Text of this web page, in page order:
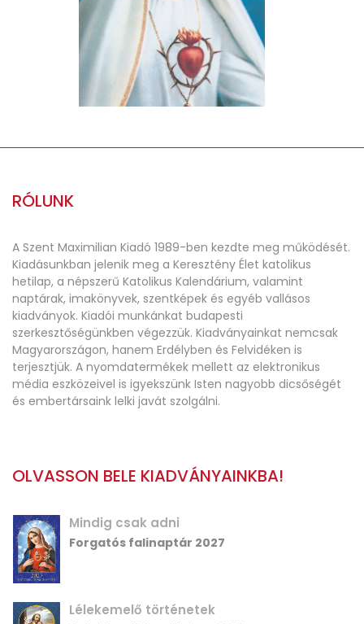
RÓLUNK
A Szent Maximilian Kiadó 1989-ben kezdte meg működését.
Kiadásunkban jelenik meg a Keresztény Élet katolikus
hetilap, a népszerű Katolikus Kalendárium, valamint
naptárak, imakönyvek, szentképek és egyéb vallásos
kiadványok. Kiadói munkánkat budapesti
szerkesztőségünkben végezzük. Kiadványainkat nemcsak
Magyarországon, hanem Erdélyben és Felvidéken is
terjesztjük. A nyomdatermékek mellett az elektronikus
média eszközeivel is igyekszünk Isten nagyobb dicsőségét
és embertársaink lelki javát szolgálni.
OLVASSON BELE KIADVÁNYAINKBA!
Mindig csak adni
Forgatós falinaptár 2027
Lélekemelő történetek